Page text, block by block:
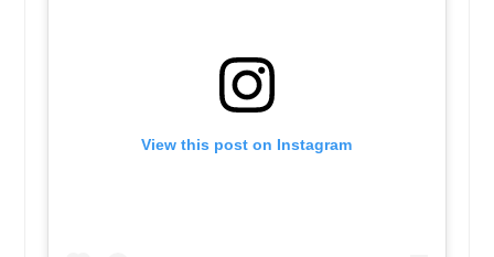
View this post on Instagram